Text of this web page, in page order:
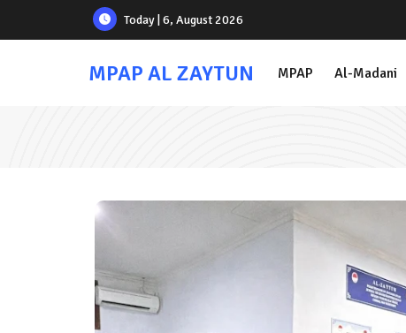
Today | 6, August 2026
MPAP AL ZAYTUN MPAP Al-Madani